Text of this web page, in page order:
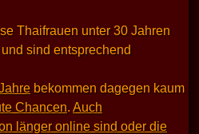
Thaifrauen unter 30 Jahren
sind entsprechend
bekommen dagegen kaum
Chancen. Auch
länger online sind oder die